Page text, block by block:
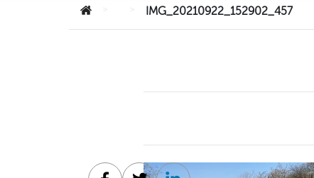
Você está aqui:IMG_20210922_152902_457